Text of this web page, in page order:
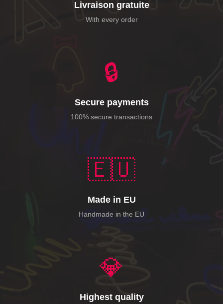
Livraison gratuite
With every order
🔒
Secure payments
100% secure transactions
🇪🇺
Made in EU
Handmade in the EU
💎
Highest quality